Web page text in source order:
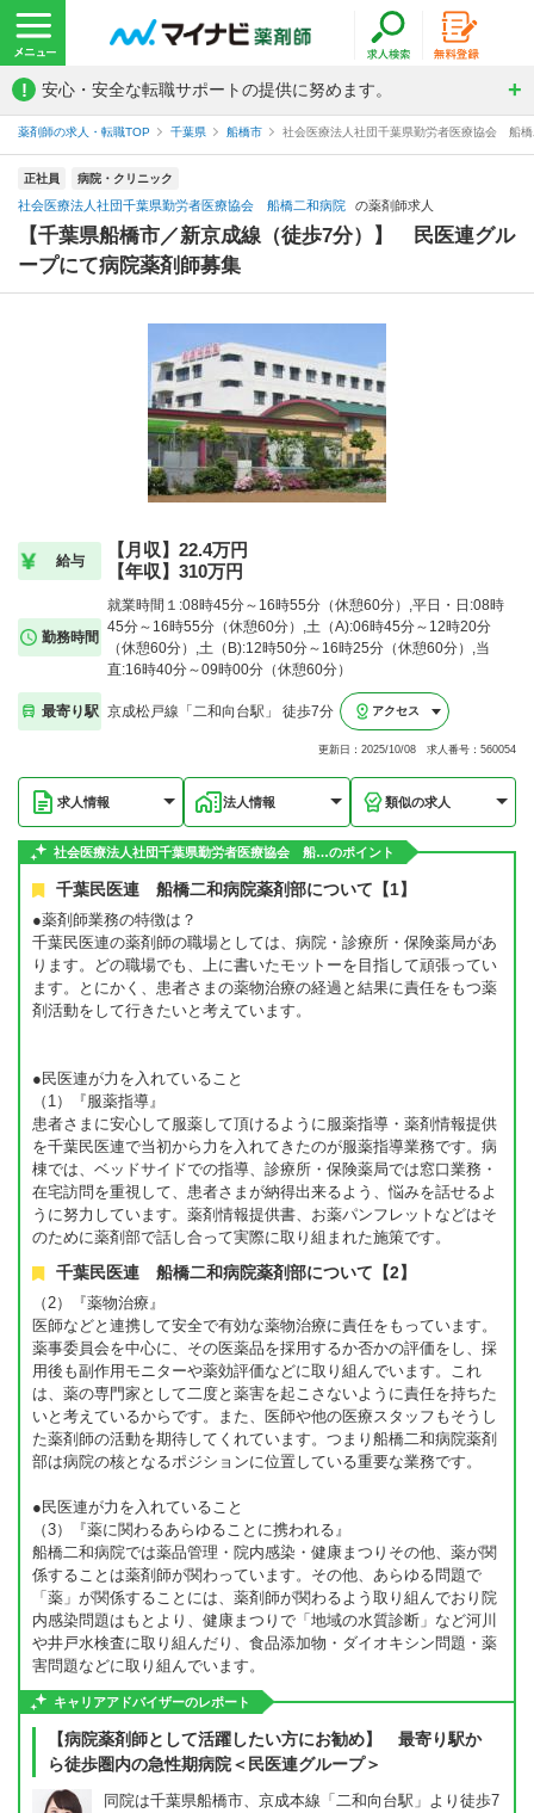
! 安心・安全な転職サポートの提供に努めます。
薬剤師の求人・転職TOP 千葉県 船橋市 社会医療法人社団千葉県勤労者医療協会 船
正社員 病院・クリニック
社会医療法人社団千葉県勤労者医療協会 船橋二和病院 の薬剤師求人
【千葉県船橋市／新京成線（徒歩7分）】 民医連グル
ープにて病院薬剤師募集
給与
【月収】22.4万円
【年収】310万円
勤務時間
就業時間１:08時45分～16時55分（休憩60分）,平日・日:08時
45分～16時55分（休憩60分）,土（A):06時45分～12時20分
（休憩60分）,土（B):12時50分～16時25分（休憩60分）,当
直:16時40分～09時00分（休憩60分）
最寄り駅 京成松戸線「二和向台駅」 徒歩7分 アクセス
更新日：2025/10/08 求人番号：560054
求人情報 法人情報 類似の求人
社会医療法人社団千葉県勤労者医療協会 船…のポイント
千葉民医連 船橋二和病院薬剤部について【1】
●薬剤師業務の特徴は？
千葉民医連の薬剤師の職場としては、病院・診療所・保険薬局があ
ります。どの職場でも、上に書いたモットーを目指して頑張ってい
ます。とにかく、患者さまの薬物治療の経過と結果に責任をもつ薬
剤活動をして行きたいと考えています。
●民医連が力を入れていること
（1）『服薬指導』
患者さまに安心して服薬して頂けるように服薬指導・薬剤情報提供
を千葉民医連で当初から力を入れてきたのが服薬指導業務です。病
棟では、ベッドサイドでの指導、診療所・保険薬局では窓口業務・
在宅訪問を重視して、患者さまが納得出来るよう、悩みを話せるよ
うに努力しています。薬剤情報提供書、お薬パンフレットなどはそ
のために薬剤部で話し合って実際に取り組まれた施策です。
千葉民医連 船橋二和病院薬剤部について【2】
（2）『薬物治療』
医師などと連携して安全で有効な薬物治療に責任をもっています。
薬事委員会を中心に、その医薬品を採用するか否かの評価をし、採
用後も副作用モニターや薬効評価などに取り組んでいます。これ
は、薬の専門家として二度と薬害を起こさないように責任を持ちた
いと考えているからです。また、医師や他の医療スタッフもそうし
た薬剤師の活動を期待してくれています。つまり船橋二和病院薬剤
部は病院の核となるポジションに位置している重要な業務です。
●民医連が力を入れていること
（3）『薬に関わるあらゆることに携われる』
船橋二和病院では薬品管理・院内感染・健康まつりその他、薬が関
係することは薬剤師が関わっています。その他、あらゆる問題で
「薬」が関係することには、薬剤師が関わるよう取り組んでおり院
内感染問題はもとより、健康まつりで「地域の水質診断」など河川
や井戸水検査に取り組んだり、食品添加物・ダイオキシン問題・薬
害問題などに取り組んでいます。
キャリアアドバイザーのレポート
【病院薬剤師として活躍したい方にお勧め】 最寄り駅か
ら徒歩圏内の急性期病院＜民医連グループ＞
同院は千葉県船橋市、京成本線「二和向台駅」より徒歩7